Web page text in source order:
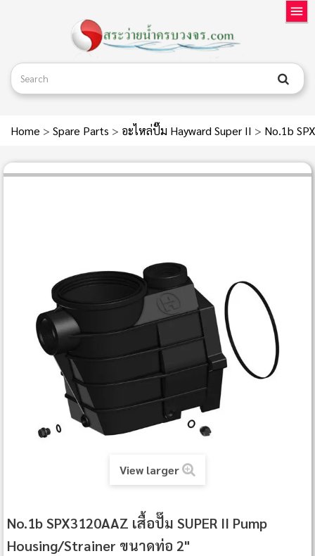
Home > Spare Parts > อะไหล่ปั๊ม Hayward Super II > No.1b
View larger
No.1b SPX3120AAZ เสื้อปั๊ม SUPER II Pump
Housing/Strainer ขนาดท่อ 2"